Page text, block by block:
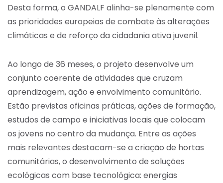
Desta forma, o GANDALF alinha-se plenamente com
as prioridades europeias de combate às alterações
climáticas e de reforço da cidadania ativa juvenil.
Ao longo de 36 meses, o projeto desenvolve um
conjunto coerente de atividades que cruzam
aprendizagem, ação e envolvimento comunitário.
Estão previstas oficinas práticas, ações de formação,
estudos de campo e iniciativas locais que colocam
os jovens no centro da mudança. Entre as ações
mais relevantes destacam-se a criação de hortas
comunitárias, o desenvolvimento de soluções
ecológicas com base tecnológica: energias